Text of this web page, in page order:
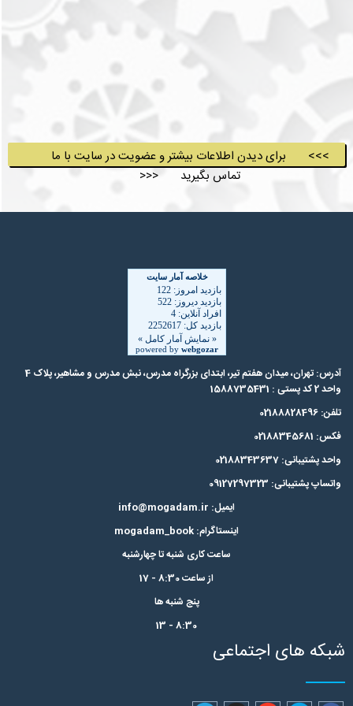
>>> برای دیدن اطلاعات بیشتر و عضویت در سایت با ما
تماس بگیرید <<<
آدرس: تهران، میدان هفتم تیر، ابتدای بزرگراه مدرس،‌ نبش مدرس و مشاهیر، پلاک 4
واحد 2 کد پستی : 1588735431
تلفن: 02188828496
فکس: 02188345681
واحد پشتیبانی: 02188343637
واتساپ پشتیبانی: 09127297323
ایمیل: info@mogadam.ir
اینستاگرام: mogadam_book
ساعت کاری شنبه تا چهارشنبه
از ساعت 8:30 - 17
پنج شنبه ها
8:30 - 13
شبکه های اجتماعی